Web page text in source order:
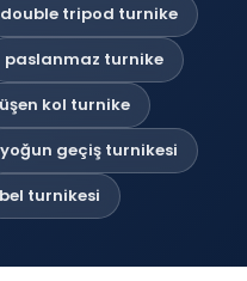
double tripod turnike
paslanmaz turnike
kol turnike
yoğun geçiş turnikesi
bel turnikesi